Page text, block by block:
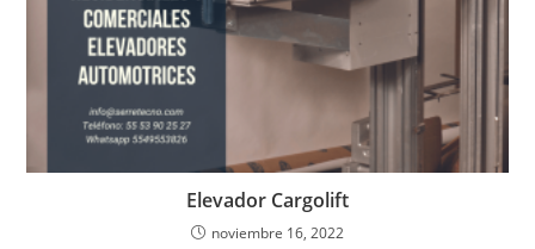
Elevador Cargolift
noviembre 16, 2022